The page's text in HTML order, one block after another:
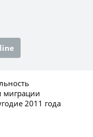
миграции
2011 года